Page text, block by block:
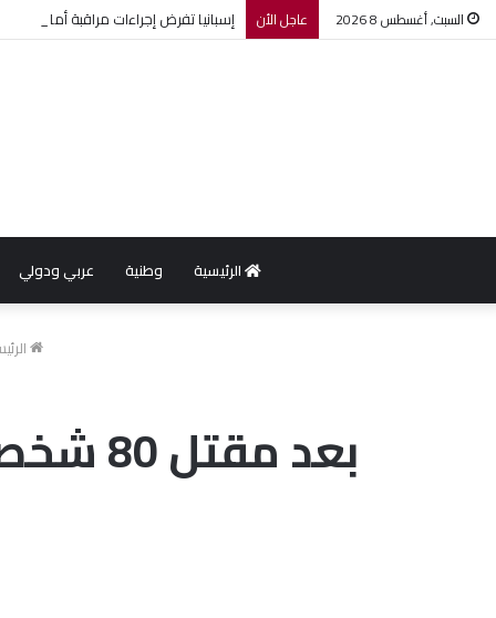
السبت, أغسطس 8 2026 عاجل الأن إسبانيا تفرض إجراءات مراقبة أمام
الرئيسية وطنية عربي ودولي
بعد